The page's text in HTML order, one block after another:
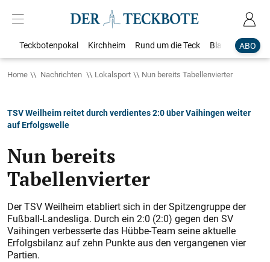
ABO
Teckbotenpokal Kirchheim Rund um die Teck Blaulicht
Home Nachrichten Lokalsport Nun bereits Tabellenvierter
TSV Weilheim reitet durch verdientes 2:0 über Vaihingen weiter
auf Erfolgswelle
Nun bereits
Tabellenvierter
Der TSV Weilheim etabliert sich in der Spitzengruppe der
Fußball-Landesliga. Durch ein 2:0 (2:0) gegen den SV
Vaihingen verbesserte das Hübbe-­Team seine aktuelle
Erfolgsbilanz auf zehn Punkte aus den vergangenen vier
Partien.